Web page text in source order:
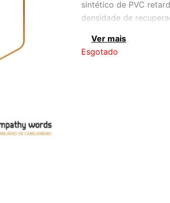
sintético de PVC
densidade de
papelão
Ver mais
Esgotado